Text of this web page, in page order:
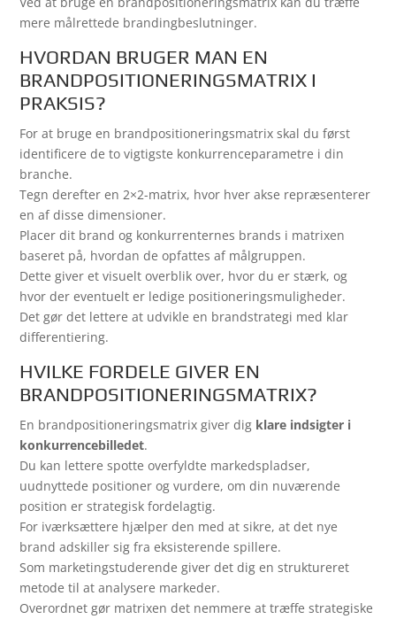
mere målrettede brandingbeslutninger.
HVORDAN BRUGER MAN EN
BRANDPOSITIONERINGSMATRIX I
PRAKSIS?
For at bruge en brandpositioneringsmatrix skal du først
identificere de to vigtigste konkurrenceparametre i din
branche.
Tegn derefter en 2×2-matrix, hvor hver akse repræsenterer
en af disse dimensioner.
Placer dit brand og konkurrenternes brands i matrixen
baseret på, hvordan de opfattes af målgruppen.
Dette giver et visuelt overblik over, hvor du er stærk, og
hvor der eventuelt er ledige positioneringsmuligheder.
Det gør det lettere at udvikle en brandstrategi med klar
differentiering.
HVILKE FORDELE GIVER EN
BRANDPOSITIONERINGSMATRIX?
En brandpositioneringsmatrix giver dig klare indsigter i
konkurrencebilledet.
Du kan lettere spotte overfyldte markedspladser,
uudnyttede positioner og vurdere, om din nuværende
position er strategisk fordelagtig.
For iværksættere hjælper den med at sikre, at det nye
brand adskiller sig fra eksisterende spillere.
Som marketingstuderende giver det dig en struktureret
metode til at analysere markeder.
Overordnet gør matrixen det nemmere at træffe strategiske